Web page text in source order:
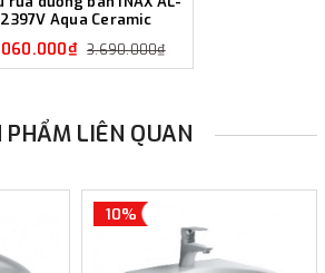
2397V Aqua Ceramic
3.690.000₫
PHẨM LIÊN QUAN
10%